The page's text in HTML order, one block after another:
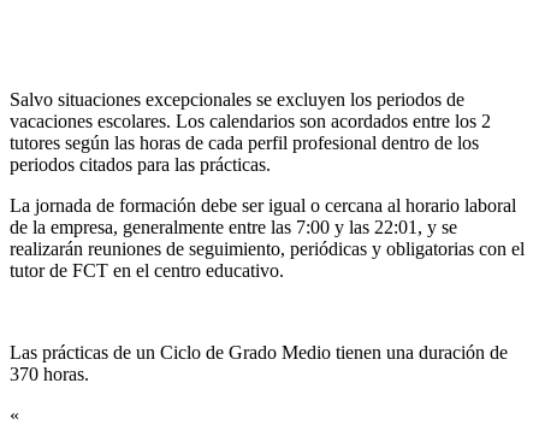
Salvo situaciones excepcionales se excluyen los periodos de
vacaciones escolares. Los calendarios son acordados entre los 2
tutores según las horas de cada perfil profesional dentro de los
periodos citados para las prácticas.
La jornada de formación debe ser igual o cercana al horario laboral
de la empresa, generalmente entre las 7:00 y las 22:01, y se
realizarán reuniones de seguimiento, periódicas y obligatorias con el
tutor de FCT en el centro educativo.
Las prácticas de un Ciclo de Grado Medio tienen una duración de
370 horas.
«